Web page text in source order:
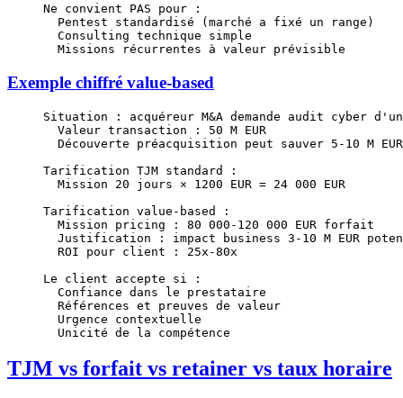
Ne convient PAS pour :
  Pentest standardisé (marché a fixé un range)
  Consulting technique simple
  Missions récurrentes à valeur prévisible
Exemple chiffré value-based
Situation : acquéreur M&A demande audit cyber
  Valeur transaction : 50 M EUR
Découverte préacquisition peut sauver 5-10 M
Tarification TJM standard :
  Mission 20 jours × 1200 EUR = 24 000 EUR
Tarification value-based :
  Mission pricing : 80 000-120 000 EUR forfait
Justification : impact business 3-10 M EUR
  ROI pour client : 25x-80x
Le client accepte si :
  Confiance dans le prestataire
  Références et preuves de valeur
  Urgence contextuelle
  Unicité de la compétence
TJM vs forfait vs retainer vs taux horaire